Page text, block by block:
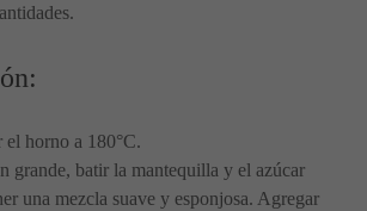
el horno a 180°C.
grande, batir la mantequilla y el azúcar
una mezcla suave y esponjosa. Agregar